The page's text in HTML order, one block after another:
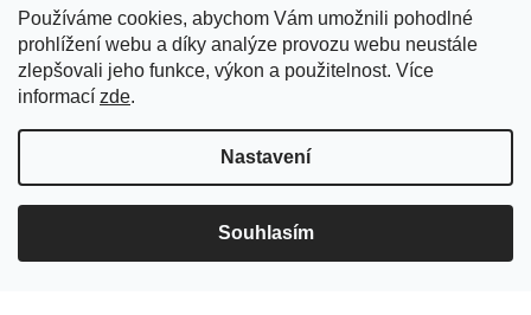
Používáme cookies, abychom Vám umožnili pohodlné
prohlížení webu a díky analýze provozu webu neustále
zlepšovali jeho funkce, výkon a použitelnost. Více
informací zde.
Nastavení
Souhlasím
Radnická 4, Brno
úterý–pátek 11–19 h
sobota 14–19 h
+420 702 152 298